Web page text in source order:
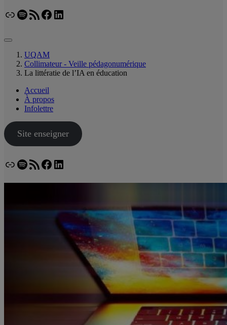
LienSpotify
Flux RSSFacebook
LinkedIn
UQAM
Collimateur - Veille pédagonumérique
La littératie de l’IA en éducation
Accueil
À propos
Infolettre
Site enseigner
LienSpotify
Flux RSSFacebook
LinkedIn